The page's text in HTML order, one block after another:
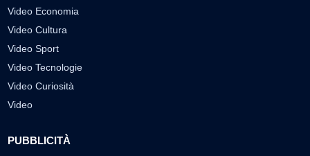
Video Economia
Video Cultura
Video Sport
Video Tecnologie
Video Curiosità
Video
PUBBLICITÀ